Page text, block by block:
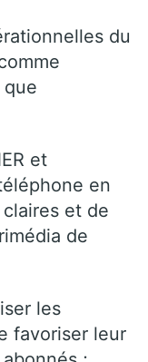
du
et
en
et de
de
les
favoriser leur